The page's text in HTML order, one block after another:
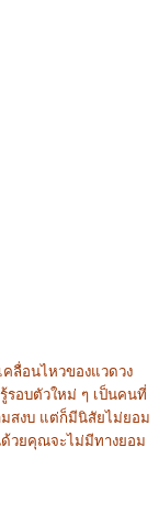
ลื่อนไหวของแวดวง
รอบตัวใหม่ ๆ เป็นคนที่
มสงบ แต่ก็มีนิสัยไม่ยอม
ด้วยคุณจะไม่มีทางยอม